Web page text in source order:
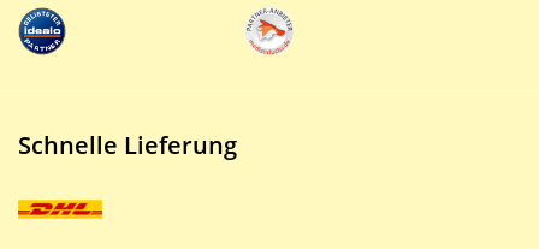
Schnelle Lieferung